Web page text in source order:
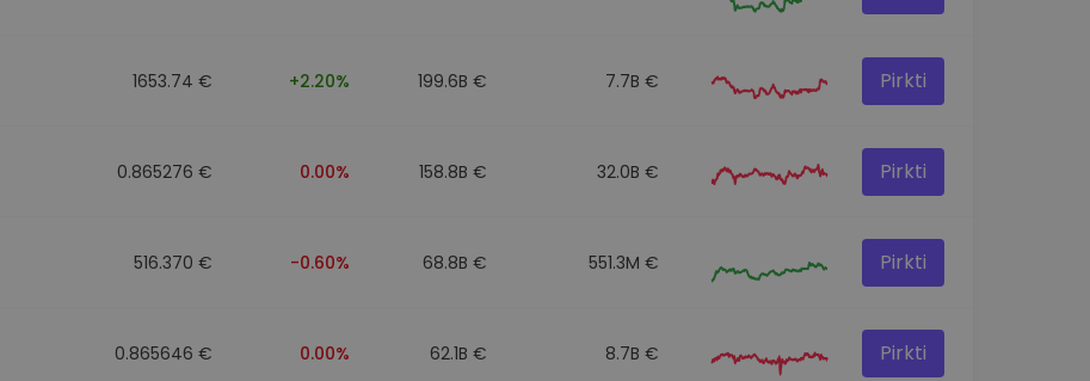
1653.74 € +2.20% 199.6B € 7.7B € Pirkti
0.865276 € 0.00% 158.8B € 32.0B € Pirkti
516.370 € -0.60% 68.8B € 551.3M € Pirkti
0.865646 € 0.00% 62.1B € 8.7B € Pirkti